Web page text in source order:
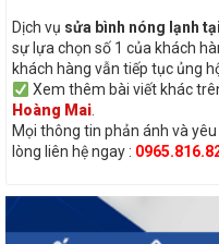
Dịch vụ sửa bình nóng lạnh
sự lựa chọn số 1 của khách
khách hàng vẫn tiếp tục ủng
Xem thêm bài viết khác
Hoàng Mai.
Mọi thông tin phản ánh và
lòng liên hệ ngay :